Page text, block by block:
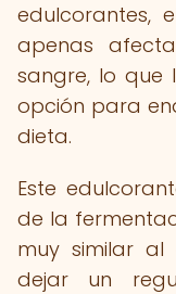
edulcorantes,
apenas
sangre, lo que
opción para
dieta.
Este
de la
muy similar al
dejar un